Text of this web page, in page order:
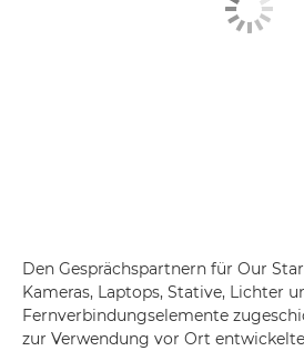
Den Gesprächspartnern für Our
Kameras, Laptops, Stative, Lichter
Fernverbindungselemente
zur Verwendung vor Ort